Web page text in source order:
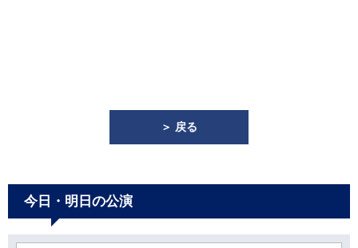
＞ 戻る
今日・明日の公演